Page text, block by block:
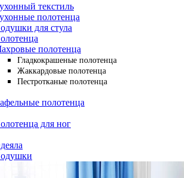
текстиль
полотенца
для стула
полотенца
Гладкокрашеные полотенца
Жаккардовые полотенца
Пестротканые полотенца
полотенца
для ног